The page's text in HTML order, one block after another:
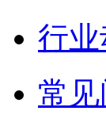
行
常